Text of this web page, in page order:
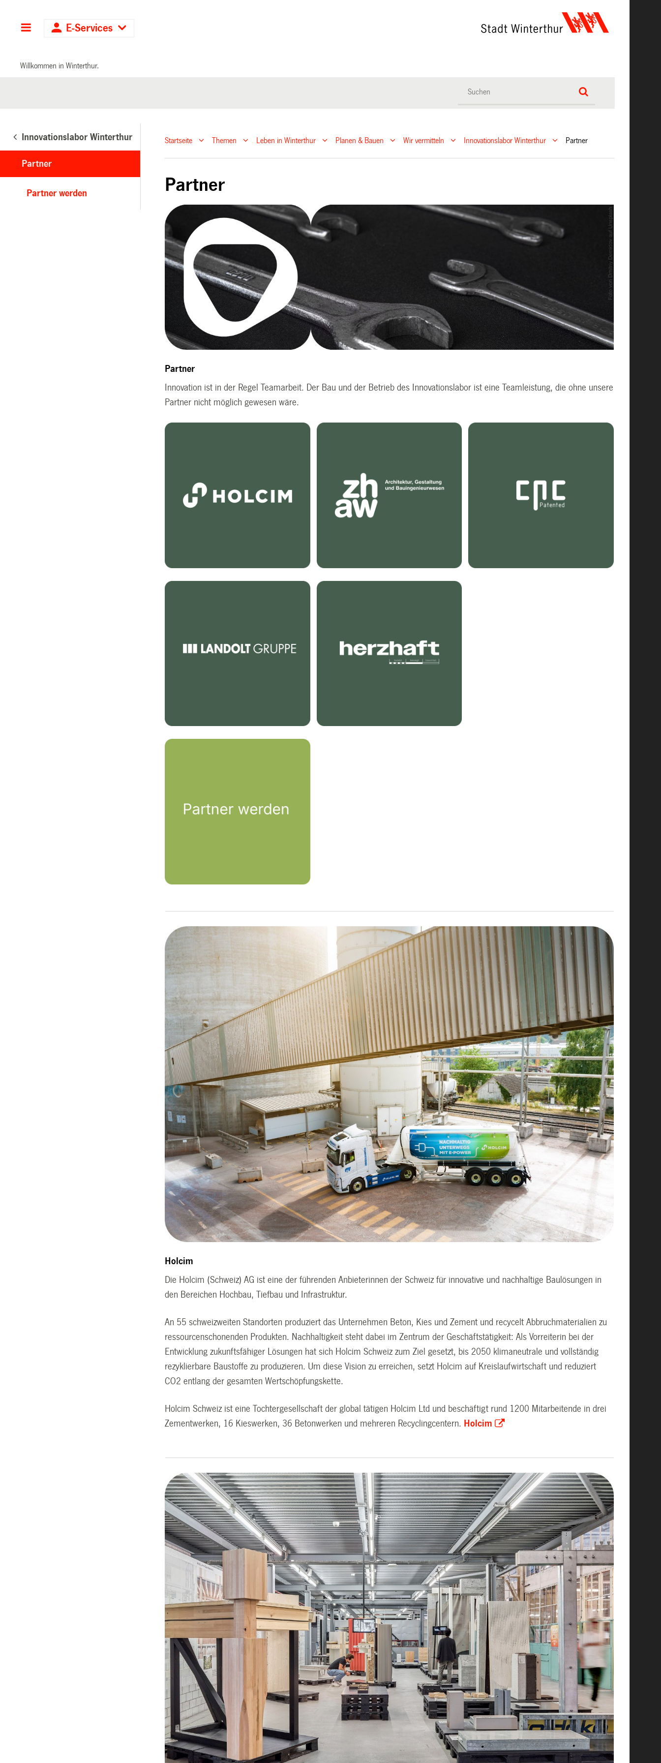
Hauptnavigation
E-Services
Willkommen in Winterthur.
Innovationslabor Winterthur
Partner
Partner werden
Startseite Themen Leben in Winterthur Planen & Bauen Wir vermitteln Innovationslabor Winterthur Partner
Partner
Partner
Innovation ist in der Regel Teamarbeit. Der Bau und der Betrieb des Innovationslabor ist eine Teamleistung, die ohne unsere
Partner nicht möglich gewesen wäre.
Holcim
Die Holcim (Schweiz) AG ist eine der führenden Anbieterinnen der Schweiz für innovative und nachhaltige Baulösungen in
den Bereichen Hochbau, Tiefbau und Infrastruktur.
An 55 schweizweiten Standorten produziert das Unternehmen Beton, Kies und Zement und recycelt Abbruchmaterialien zu
ressourcenschonenden Produkten. Nachhaltigkeit steht dabei im Zentrum der Geschäftstätigkeit: Als Vorreiterin bei der
Entwicklung zukunftsfähiger Lösungen hat sich Holcim Schweiz zum Ziel gesetzt, bis 2050 klimaneutrale und vollständig
rezyklierbare Baustoffe zu produzieren. Um diese Vision zu erreichen, setzt Holcim auf Kreislaufwirtschaft und reduziert
CO2 entlang der gesamten Wertschöpfungskette.
Holcim Schweiz ist eine Tochtergesellschaft der global tätigen Holcim Ltd und beschäftigt rund 1200 Mitarbeitende in drei
Zementwerken, 16 Kieswerken, 36 Betonwerken und mehreren Recyclingcentern. Holcim